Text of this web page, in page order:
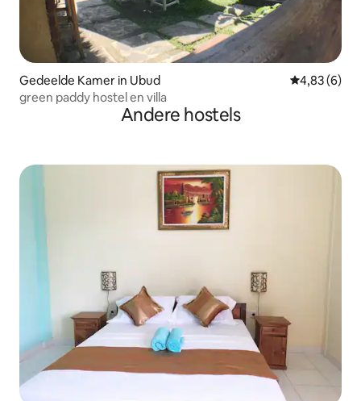
Gedeelde Kamer in Ubud Gemiddelde
4,83 (6)
green paddy hostel en villa
Andere hostels